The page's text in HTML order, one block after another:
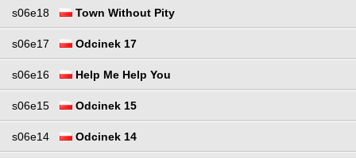
s06e18 Town Without Pity
s06e17 Odcinek 17
s06e16 Help Me Help You
s06e15 Odcinek 15
s06e14 Odcinek 14